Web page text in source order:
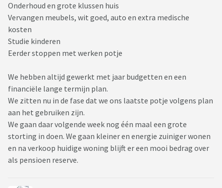
Onderhoud en grote klussen huis
Vervangen meubels, wit goed, auto en extra medische
kosten
Studie kinderen
Eerder stoppen met werken potje
We hebben altijd gewerkt met jaar budgetten en een
financiële lange termijn plan.
We zitten nu in de fase dat we ons laatste potje volgens plan
aan het gebruiken zijn.
We gaan daar volgende week nog één maal een grote
storting in doen. We gaan kleiner en energie zuiniger wonen
en na verkoop huidige woning blijft er een mooi bedrag over
als pensioen reserve.